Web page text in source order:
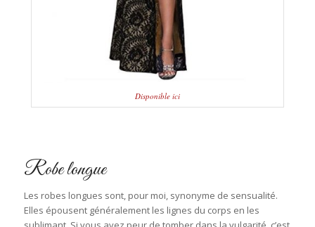
Disponible ici
Robe longue
Les robes longues sont, pour moi, synonyme de sensualité.
Elles épousent généralement les lignes du corps en les